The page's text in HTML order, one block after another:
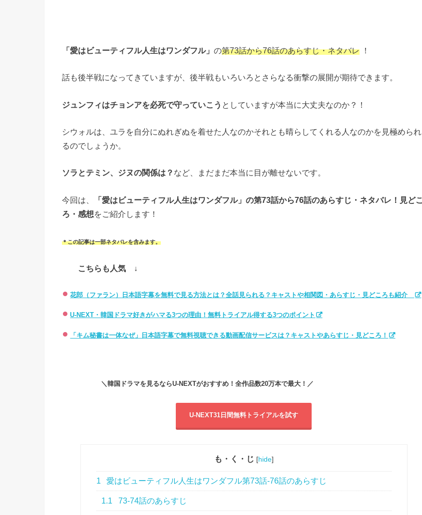
「愛はビューティフル人生はワンダフル」 の第73話から76話のあらすじ・ネタバレ ！
話も後半戦になってきていますが、後半戦もいろいろとさらなる衝撃の展開が期待できます。
ジュンフィはチョンアを必死で守っていこう としていますが本当に大丈夫なのか？！
シウォルは、ユラを自分にぬれぎぬを着せた人なのかそれとも晴らしてくれる人なのかを見極められ
るのでしょうか。
ソラとテミン、ジヌの関係は？ など、まだまだ本当に目が離せないです。
今回は、
「愛はビューティフル人生はワンダフル」の第73話から76話のあらすじ・ネタバレ！見どこ
ろ・感想をご紹介します！
＊この記事は一部ネタバレを含みます。
こちらも人気 ↓
花郎（ファラン）日本語字幕を無料で見る方法とは？全話見られる？キャストや相関図・あらすじ・見どころも紹介
U-NEXT・韓国ドラマ好きがハマる3つの理由！無料トライアル得する3つのポイント
「キム秘書は一体なぜ」日本語字幕で無料視聴できる動画配信サービスは？キャストやあらすじ・見どころ！
＼韓国ドラマを見るならU-NEXTがおすすめ！全作品数20万本で最大！／
U-NEXT31日間無料トライアルを試す
も・く・じ [hide]
1 愛はビューティフル人生はワンダフル第73話-76話のあらすじ
1.1 73-74話のあらすじ